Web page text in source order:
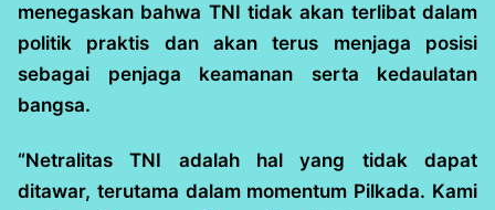
menegaskan bahwa TNI tidak akan terlibat dalam
politik praktis dan akan terus menjaga posisi
sebagai penjaga keamanan serta kedaulatan
bangsa.
“Netralitas TNI adalah hal yang tidak dapat
ditawar, terutama dalam momentum Pilkada. Kami